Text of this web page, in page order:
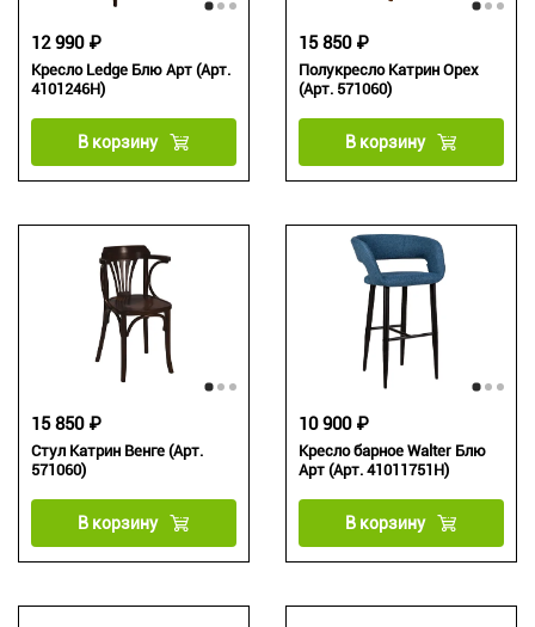
Кресло Ledge Блю Арт (Арт.
4101246H)
12 990 ₽
В корзину
Полукресло Катрин Орех
(Арт. 571060)
15 850 ₽
В корзину
Стул Катрин Венге (Арт.
571060)
15 850 ₽
В корзину
Кресло барное Walter Блю
Арт (Арт. 41011751H)
10 900 ₽
В корзину